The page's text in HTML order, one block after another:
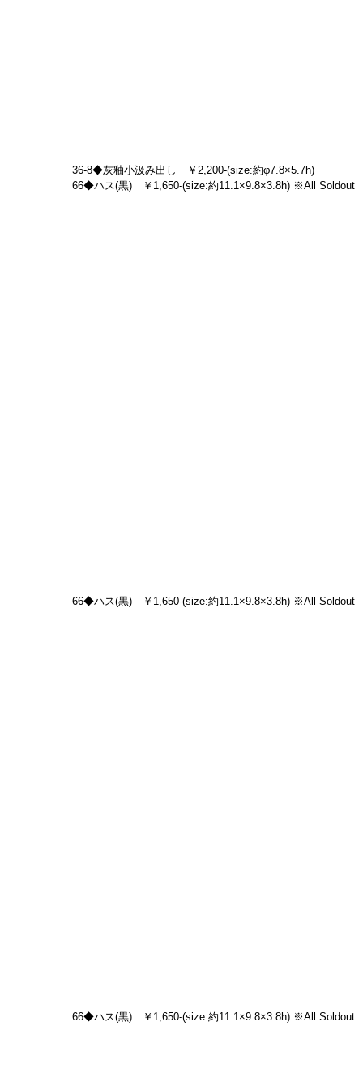
36-8◆灰釉小汲み出し　￥2,200-(size:約φ7.8×5.7h)
66◆ハス(黒)　￥1,650-(size:約11.1×9.8×3.8h) ※All Soldout
66◆ハス(黒)　￥1,650-(size:約11.1×9.8×3.8h) ※All Soldout
66◆ハス(黒)　￥1,650-(size:約11.1×9.8×3.8h) ※All Soldout